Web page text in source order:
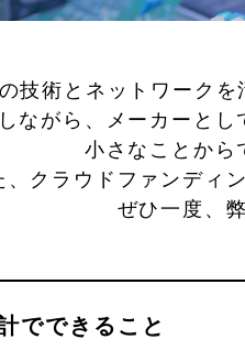
技術とネットワーク
ながら、メーカーと
小さなことから
、クラウドファンディ
ぜひ一度、
でできること